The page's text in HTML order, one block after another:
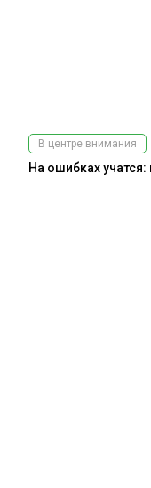
В центре внимания
На ошибках